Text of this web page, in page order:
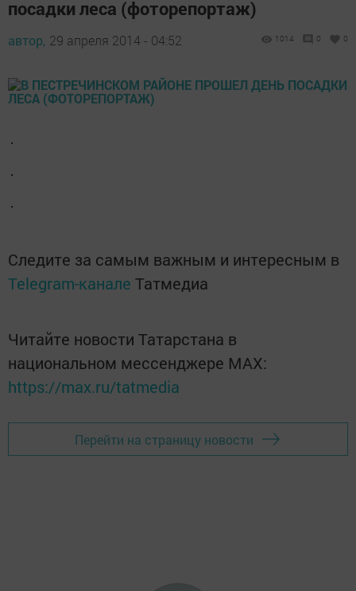
посадки леса (фоторепортаж)
автор, 29 апреля 2014 - 04:52 1014 0 0
Следите за самым важным и интересным в
Telegram-канале Татмедиа
Читайте новости Татарстана в
национальном мессенджере MАХ:
https://max.ru/tatmedia
Перейти на страницу новости